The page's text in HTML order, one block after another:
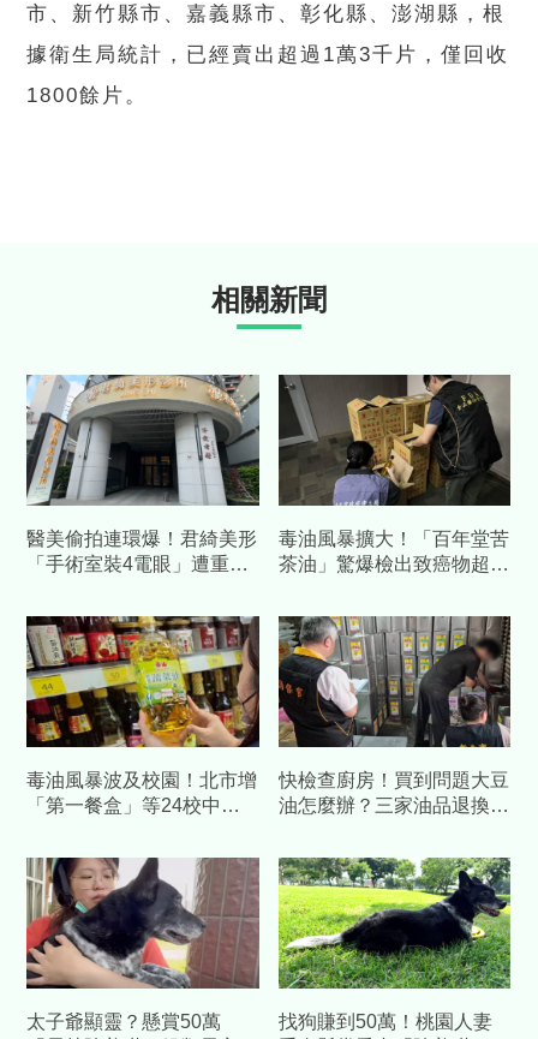
市、新竹縣市、嘉義縣市、彰化縣、澎湖縣，根
據衛生局統計，已經賣出超過1萬3千片，僅回收
1800餘片。
相關新聞
醫美偷拍連環爆！君綺美形
「手術室裝4電眼」遭重罰
清
毒油風暴擴大！「百年堂苦
茶油」驚爆檢出致癌物超
毒油風暴波及校園！北市增
「第一餐盒」等24校中鏢
快檢查廚房！買到問題大豆
油怎麼辦？三家油品退換貨
太子爺顯靈？懸賞50萬
找狗賺到50萬！桃園人妻